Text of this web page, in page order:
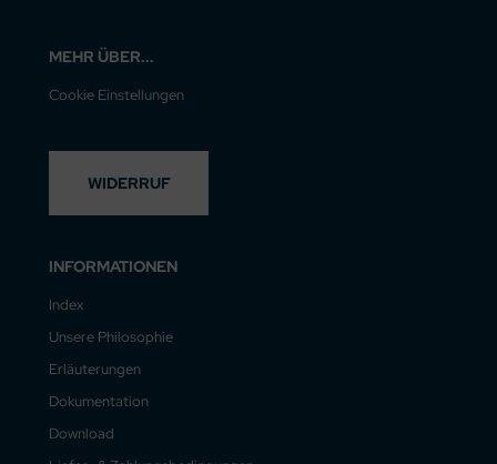
MEHR ÜBER...
Cookie Einstellungen
WIDERRUF
INFORMATIONEN
Index
Unsere Philosophie
Erläuterungen
Dokumentation
Download